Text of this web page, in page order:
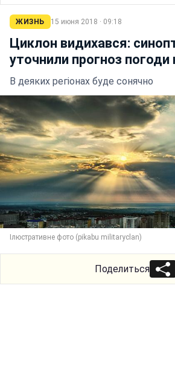
ЖИЗНЬ 15 июня 2018 · 09:18
Циклон видихався:
уточнили прогноз
В деяких регіонах буде сонячно
Ілюстративне фото (pikabu militaryclan)
Поделиться